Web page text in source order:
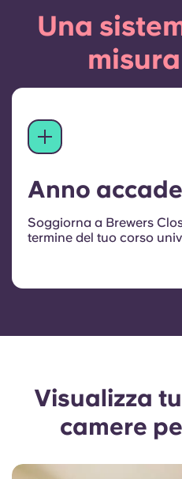
Una
Anno
Soggiorna a Brewers
termine del tuo corso
Visualizza
camere